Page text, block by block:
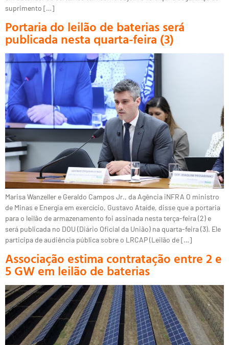
suprimento […]
Portaria do leilão de baterias será
publicada nesta quarta-feira (3)
Marisa Wanzeller e Geraldo Campos Jr., da Agência iNFRA O ministro
de Minas e Energia em exercício, Gustavo Ataíde, disse que a portaria
para o leilão de armazenamento foi assinada nesta terça-feira (2) e
será publicada no DOU (Diário Oficial da União) na quarta-feira (3). Ele
participa de audiência pública sobre o LRCAP (Leilão de […]
Associação estima contratação entre 2 e
5 GW em leilão de baterias